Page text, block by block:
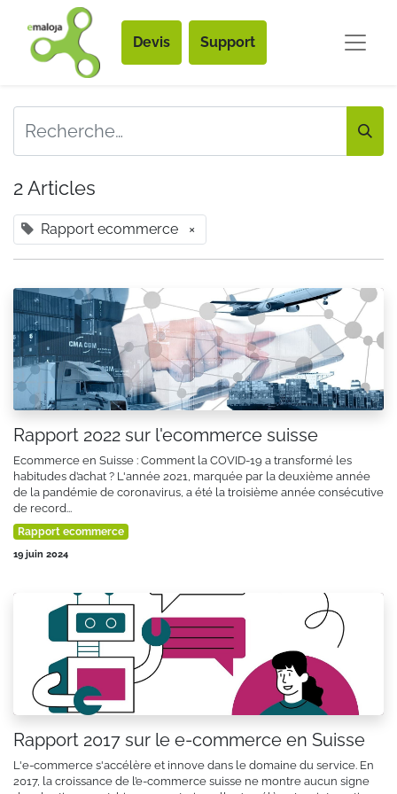
Devis Support
2 Articles
Rapport ecommerce ×
Rapport 2022 sur l'ecommerce suisse
Ecommerce en Suisse : Comment la COVID-19 a transformé les
habitudes d’achat ? L'année 2021, marquée par la deuxième année
de la pandémie de coronavirus, a été la troisième année consécutive
de record...
Rapport ecommerce
19 juin 2024
Rapport 2017 sur le e-commerce en Suisse
L'e-commerce s'accélère et innove dans le domaine du service. En
2017, la croissance de l’e-commerce suisse ne montre aucun signe